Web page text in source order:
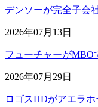
デンソーが完全子会
2026年07月13日
フューチャーがMBO
2026年07月29日
ロゴスHDがアエラ